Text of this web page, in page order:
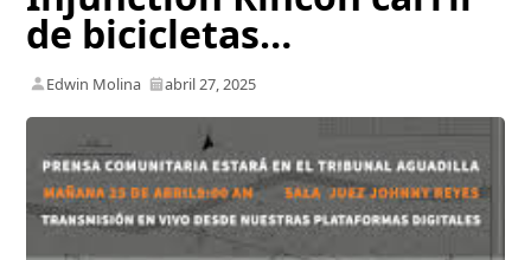
de bicicletas…
Edwin Molina abril 27, 2025